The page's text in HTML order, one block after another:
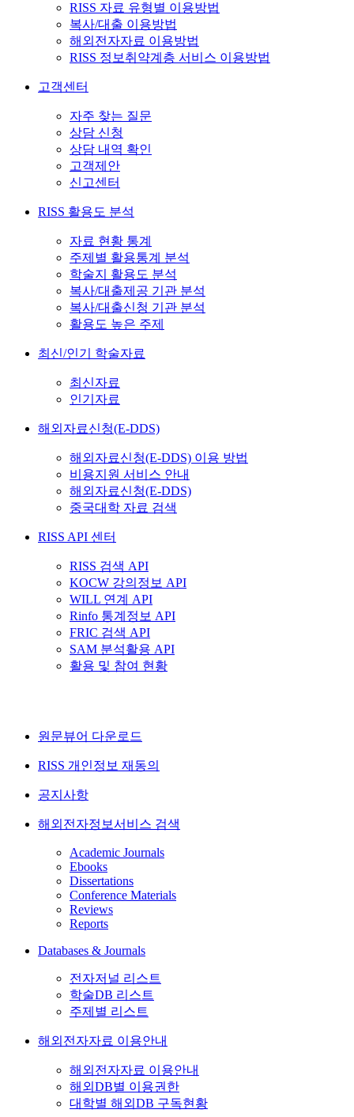
RISS 자료 유형별 이용방법
복사/대출 이용방법
해외전자자료 이용방법
RISS 정보취약계층 서비스 이용방법
고객센터
자주 찾는 질문
상담 신청
상담 내역 확인
고객제안
신고센터
RISS 활용도 분석
자료 현황 통계
주제별 활용통계 분석
학술지 활용도 분석
복사/대출제공 기관 분석
복사/대출신청 기관 분석
활용도 높은 주제
최신/인기 학술자료
최신자료
인기자료
해외자료신청(E-DDS)
해외자료신청(E-DDS) 이용 방법
비용지원 서비스 안내
해외자료신청(E-DDS)
중국대학 자료 검색
RISS API 센터
RISS 검색 API
KOCW 강의정보 API
WILL 연계 API
Rinfo 통계정보 API
FRIC 검색 API
SAM 분석활용 API
활용 및 참여 현황
원문뷰어 다운로드
RISS 개인정보 재동의
공지사항
해외전자정보서비스 검색
Academic Journals
Ebooks
Dissertations
Conference Materials
Reviews
Reports
Databases & Journals
전자저널 리스트
학술DB 리스트
주제별 리스트
해외전자자료 이용안내
해외전자자료 이용안내
해외DB별 이용권한
대학별 해외DB 구독현황